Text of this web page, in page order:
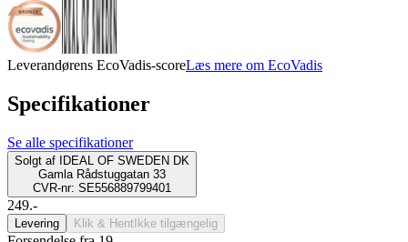
Leverandørens EcoVadis-scoreLæs mere om EcoVadis
Specifikationer
Se alle specifikationer
Solgt af
IDEAL OF SWEDEN DK
Gamla Rådstuggatan 33
CVR-nr: SE556889799401
249.-
Levering Klik & Hent Ikke tilgængelig